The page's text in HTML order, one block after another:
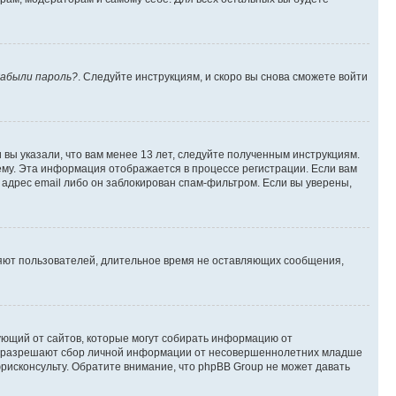
пароль? . Следуйте инструкциям, и скоро вы снова сможете войти
указали, что вам менее 13 лет, следуйте полученным инструкциям.
Эта информация отображается в процессе регистрации. Если вам
email либо он заблокирован спам-фильтром. Если вы уверены,
пользователей, длительное время не оставляющих сообщения,
от сайтов, которые могут собирать информацию от
разрешают сбор личной информации от несовершеннолетних младше
Обратите внимание, что phpBB Group не может давать